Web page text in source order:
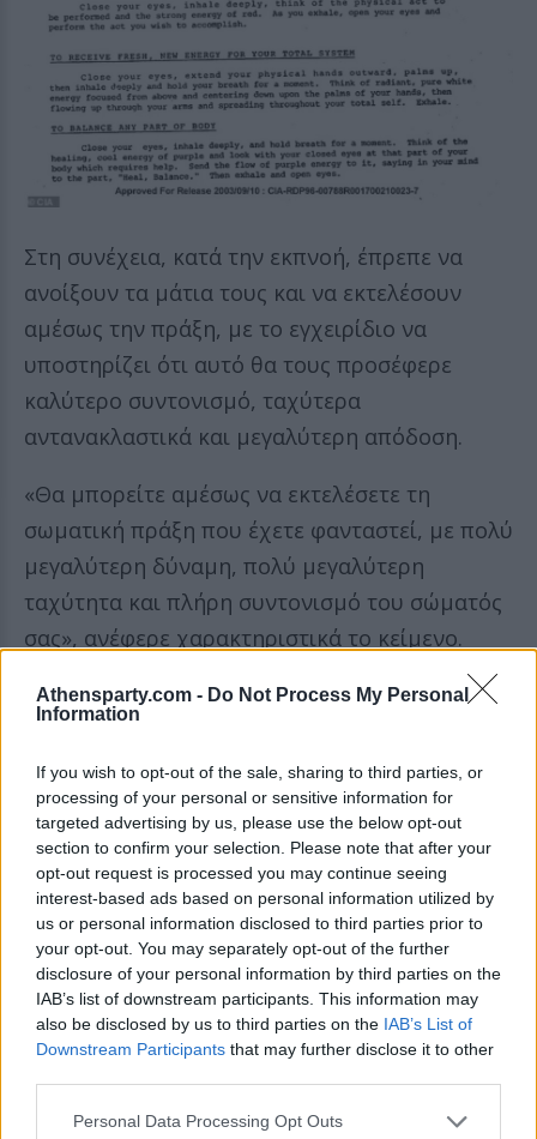
Athensparty.com - Do Not Process My Personal
Information
If you wish to opt-out of the sale, sharing to third parties, or
processing of your personal or sensitive information for
targeted advertising by us, please use the below opt-out
section to confirm your selection. Please note that after your
opt-out request is processed you may continue seeing
interest-based ads based on personal information utilized by
us or personal information disclosed to third parties prior to
your opt-out. You may separately opt-out of the further
disclosure of your personal information by third parties on the
IAB’s list of downstream participants. This information may
also be disclosed by us to third parties on the IAB’s List of
Downstream Participants that may further disclose it to other
Personal Data Processing Opt Outs
Στη συνέχεια, κατά την εκπνοή, έπρεπε να
ανοίξουν τα μάτια τους και να εκτελέσουν
αμέσως την πράξη, με το εγχειρίδιο να
υποστηρίζει ότι αυτό θα τους προσέφερε
καλύτερο συντονισμό, ταχύτερα
αντανακλαστικά και μεγαλύτερη απόδοση.
«Θα μπορείτε αμέσως να εκτελέσετε τη
σωματική πράξη που έχετε φανταστεί, με πολύ
μεγαλύτερη δύναμη, πολύ μεγαλύτερη
ταχύτητα και πλήρη συντονισμό του σώματός
σας», ανέφερε χαρακτηριστικά το κείμενο.
Το πρόγραμμα Gateway και η
Οι ασκήσεις αυτές αποτελούσαν μέρος μιας
σειράς μυστικών προγραμμάτων που
χρηματοδοτήθηκαν από τη CIA περίπου από το
1972 έως το 1995, με στόχο τη μελέτη της
ανθρώπινης συνείδησης και πιθανών
εφαρμογών για πράκτορες και ειδικές
επιχειρήσεις.
Το Monroe Institute, ένας ιδιωτικός
ερευνητικός οργανισμός που εξακολουθεί να